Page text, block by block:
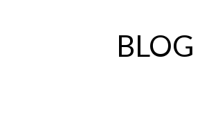
BLOG